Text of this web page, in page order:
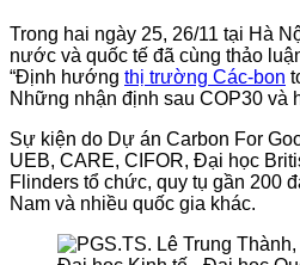
Trong hai ngày 25, 26/11 tại Hà
nước và quốc tế đã cùng thảo
“Định hướng thị trường Các-bon
Những nhận định sau COP30 và
Sự kiện do Dự án Carbon For
UEB, CARE, CIFOR, Đại học
Flinders tổ chức, quy tụ gần 200
Nam và nhiều quốc gia khác.